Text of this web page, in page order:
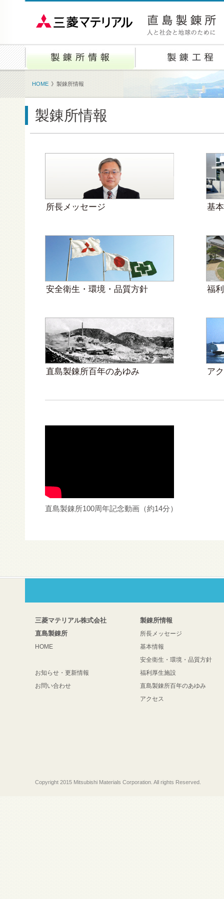
HOME 》 製錬所情報
製錬所情報
所長メッセージ 基
安全衛生・環境・品質方針 福
直島製錬所百年のあゆみ ア
直島製錬所100周年記念動画（約14分）
三菱マテリアル株式会社
直島製錬所
HOME
お知らせ・更新情報
お問い合わせ
製錬所情報
所長メッセージ
基本情報
安全衛生・環境・品質方針
福利厚生施設
直島製錬所百年のあゆみ
アクセス
Copyright 2015 Mitsubishi Materials Corporation. All rights Reserved.